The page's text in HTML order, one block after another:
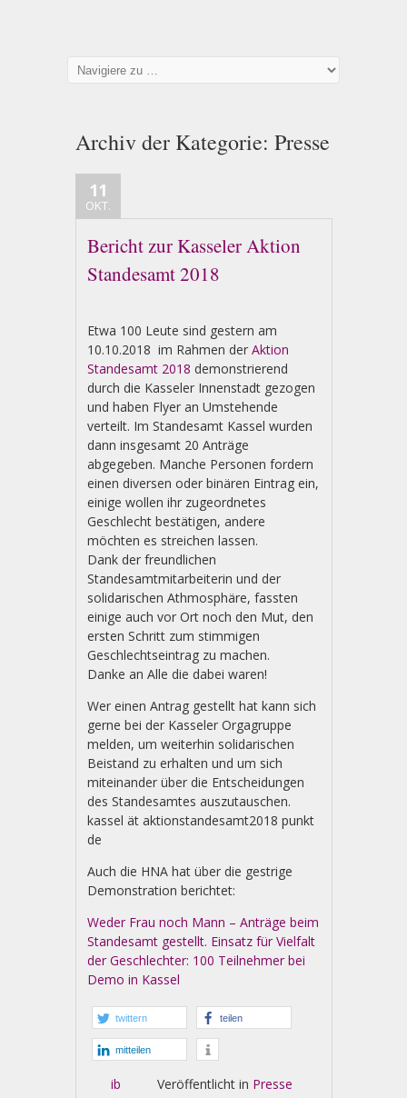
Archiv der Kategorie: Presse
11
OKT.
Bericht zur Kasseler Aktion
Standesamt 2018
Etwa 100 Leute sind gestern am
10.10.2018 im Rahmen derAktion
Standesamt 2018 demonstrierend
durch die Kasseler Innenstadt gezogen
und haben Flyer an Umstehende
verteilt. Im Standesamt Kassel wurden
dann insgesamt 20 Anträge
abgegeben. Manche Personen fordern
einen diversen oder binären Eintrag ein,
einige wollen ihr zugeordnetes
Geschlecht bestätigen, andere
möchten es streichen lassen.
Dank der freundlichen
Standesamtmitarbeiterin und der
solidarischen Athmosphäre, fassten
einige auch vor Ort noch den Mut, den
ersten Schritt zum stimmigen
Geschlechtseintrag zu machen.
Danke an Alle die dabei waren!
Wer einen Antrag gestellt hat kann sich
gerne bei der Kasseler Orgagruppe
melden, um weiterhin solidarischen
Beistand zu erhalten und um sich
miteinander über die Entscheidungen
des Standesamtes auszutauschen.
kassel ät aktionstandesamt2018 punkt
de
Auch die HNA hat über die gestrige
Demonstration berichtet:
Weder Frau noch Mann – Anträge beim
Standesamt gestellt. Einsatz für Vielfalt
der Geschlechter: 100 Teilnehmer bei
Demo in Kassel
twittern teilen
mitteilen
ib Veröffentlicht in Presse